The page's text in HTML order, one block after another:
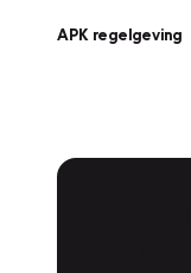
APK regelgeving